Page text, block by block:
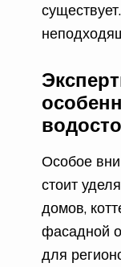
Особое
стоит
домов,
фасадной
для